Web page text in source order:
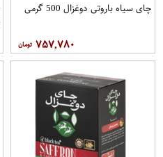
چای سیاه باروتی دوغزال 500 گرمی
۷۵۷,۷۸۰